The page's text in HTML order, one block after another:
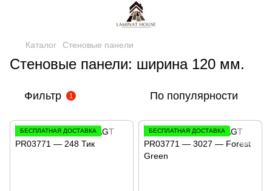
Каталог Стеновые панели
Стеновые панели: ширина 120 мм.
Фильтр 1 По популярности
БЕСПЛАТНАЯ ДОСТАВКА БЕСПЛАТНАЯ ДОСТАВКА